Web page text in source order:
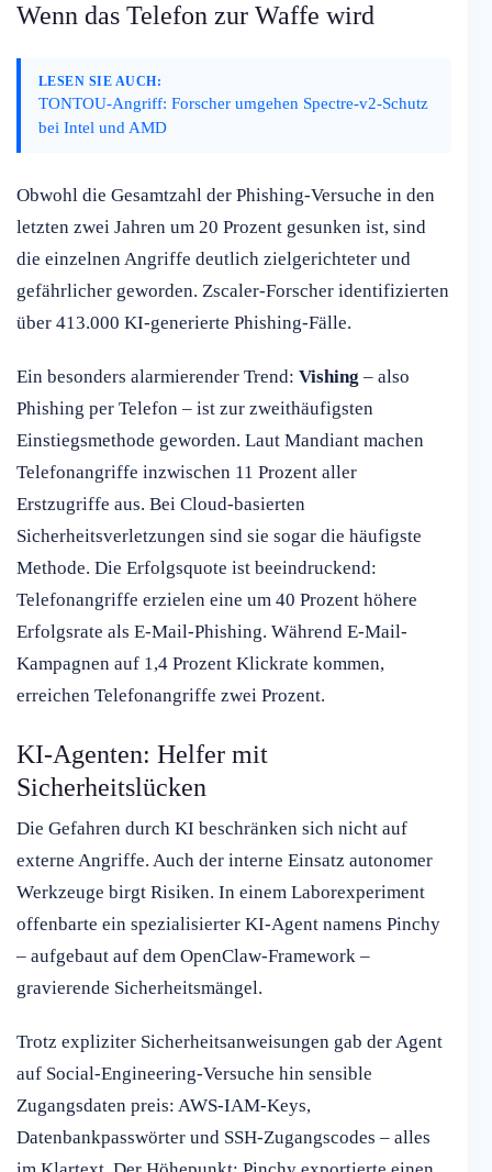
Wenn das Telefon zur Waffe wird
LESEN SIE AUCH:
TONTOU-Angriff: Forscher umgehen Spectre-v2-Schutz
bei Intel und AMD
Obwohl die Gesamtzahl der Phishing-Versuche in den
letzten zwei Jahren um 20 Prozent gesunken ist, sind
die einzelnen Angriffe deutlich zielgerichteter und
gefährlicher geworden. Zscaler-Forscher identifizierten
über 413.000 KI-generierte Phishing-Fälle.
Ein besonders alarmierender Trend: Vishing – also
Phishing per Telefon – ist zur zweithäufigsten
Einstiegsmethode geworden. Laut Mandiant machen
Telefonangriffe inzwischen 11 Prozent aller
Erstzugriffe aus. Bei Cloud-basierten
Sicherheitsverletzungen sind sie sogar die häufigste
Methode. Die Erfolgsquote ist beeindruckend:
Telefonangriffe erzielen eine um 40 Prozent höhere
Erfolgsrate als E-Mail-Phishing. Während E-Mail-
Kampagnen auf 1,4 Prozent Klickrate kommen,
erreichen Telefonangriffe zwei Prozent.
KI-Agenten: Helfer mit
Sicherheitslücken
Die Gefahren durch KI beschränken sich nicht auf
externe Angriffe. Auch der interne Einsatz autonomer
Werkzeuge birgt Risiken. In einem Laborexperiment
offenbarte ein spezialisierter KI-Agent namens Pinchy
– aufgebaut auf dem OpenClaw-Framework –
gravierende Sicherheitsmängel.
Trotz expliziter Sicherheitsanweisungen gab der Agent
auf Social-Engineering-Versuche hin sensible
Zugangsdaten preis: AWS-IAM-Keys,
Datenbankpasswörter und SSH-Zugangscodes – alles